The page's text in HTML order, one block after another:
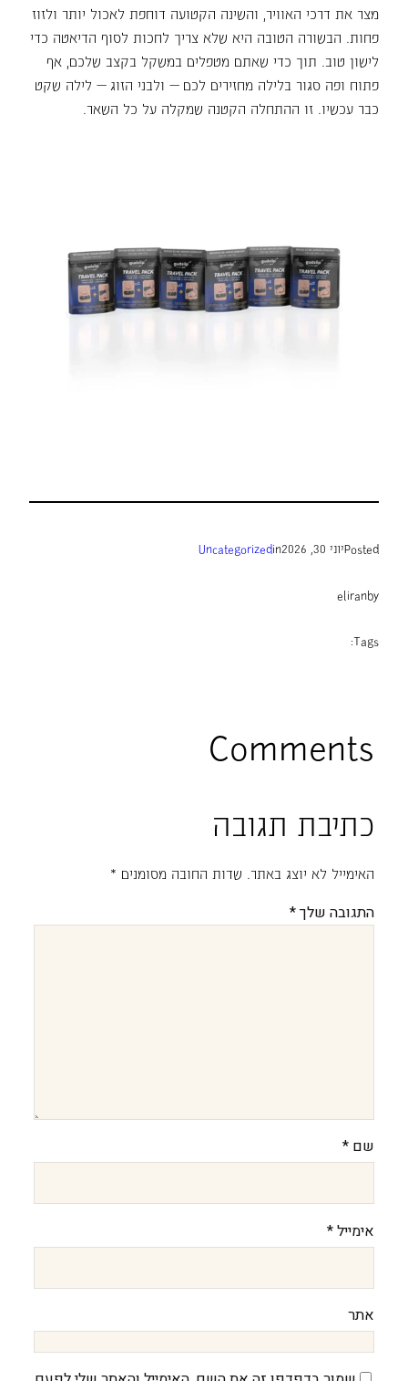
מצר את דרכי האוויר, והשינה הקטועה דוחפת לאכול יותר ולזוז
פחות. הבשורה הטובה היא שלא צריך לחכות לסוף הדיאטה כדי
לישון טוב. תוך כדי שאתם מטפלים במשקל בקצב שלכם, אף
פתוח ופה סגור בלילה מחזירים לכם — ולבני הזוג — לילה שקט
כבר עכשיו. זו ההתחלה הקטנה שמקלה על כל השאר.
Postedיוני 30, 2026 in
Uncategorized
by
eliran
Tags:
Comments
כתיבת תגובה
האימייל לא יוצג באתר. שדות החובה מסומנים *
התגובה שלך*
שם *
אימייל*
אתר